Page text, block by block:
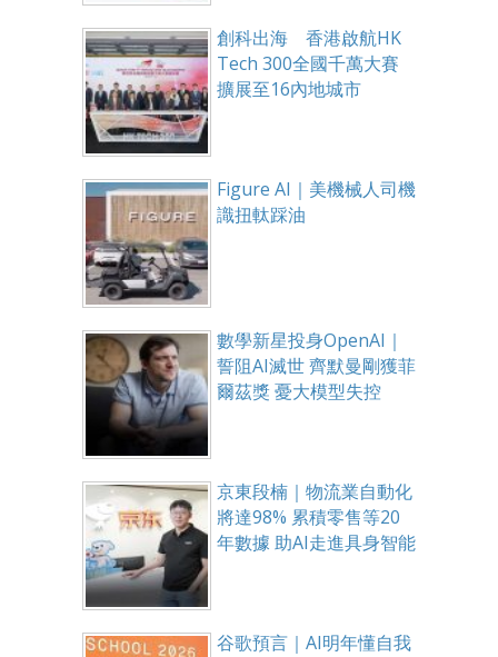
創科出海 香港啟航HK
Tech 300全國千萬大賽
擴展至16內地城市
Figure AI｜美機械人司機
識扭軚踩油
數學新星投身OpenAI｜
誓阻AI滅世 齊默曼剛獲菲
爾茲獎 憂大模型失控
京東段楠｜物流業自動化
將達98% 累積零售等20
年數據 助AI走進具身智能
谷歌預言｜AI明年懂自我